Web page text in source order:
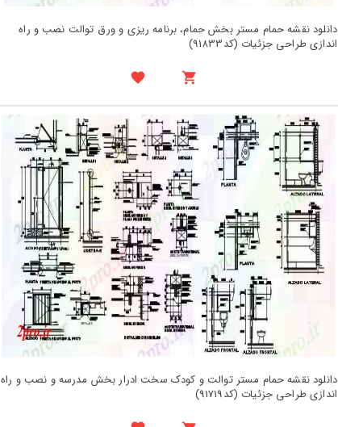
دانلود نقشه حمام مستر بخش حمام، برنامه ریزی و ورق توالت نصب و راه
اندازی طراحی جزئیات (کد91833)
دانلود نقشه حمام مستر توالت و کودک سخت ادرار بخش مدرسه و نصب و راه
اندازی طراحی جزئیات (کد91719)